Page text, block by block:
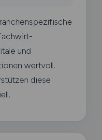
und
wertvoll.
diese